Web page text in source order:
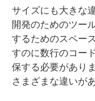
サイズにも大きな
開発のためのツー
するためのスペー
すのに数行のコー
保する必要があり
さまざまな違いが